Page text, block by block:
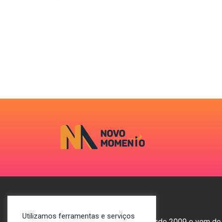
Utilizamos ferramentas e serviços